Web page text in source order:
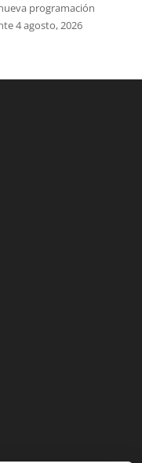
programación
4 agosto, 2026